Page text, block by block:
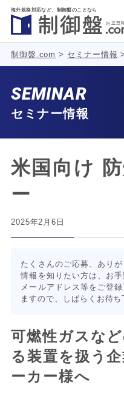
海外規格対応など、 制御盤のことなら
制御盤.com > セミナー情報
SEMINAR
セミナー情報
米国向け
ー
2025年2月6日
たくさんのご応募、あり
情報を知りたい方は、お手
メールアドレス等をご登
ますので、しばらくお待ち
可燃性ガスな
る装置を扱う
ーカー様へ